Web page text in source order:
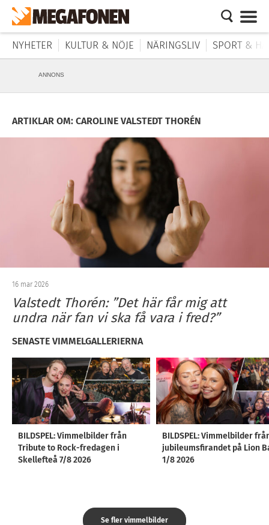
NYHETER KULTUR & NÖJE NÄRINGSLIV SPORT &
ANNONS
ARTIKLAR OM: CAROLINE VALSTEDT THORÉN
16 mar 2026
Valstedt Thorén: ”Det här får mig att
undra när fan vi ska få vara i fred?”
SENASTE VIMMELGALLERIERNA
BILDSPEL: Vimmelbilder från
Tribute to Rock-fredagen i
Skellefteå 7/8 2026
BILDSPEL: Vimmelbilder
jubileumsfirandet på Lion
1/8 2026
Se fler vimmelbilder